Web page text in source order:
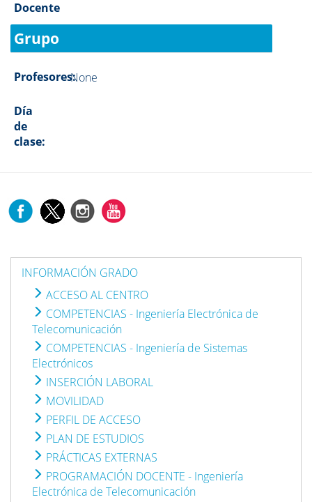
Docente
Grupo
Profesores:None
Día
de
clase:
INFORMACIÓN GRADO
ACCESO AL CENTRO
COMPETENCIAS - Ingeniería Electrónica de
Telecomunicación
COMPETENCIAS - Ingeniería de Sistemas
Electrónicos
INSERCIÓN LABORAL
MOVILIDAD
PERFIL DE ACCESO
PLAN DE ESTUDIOS
PRÁCTICAS EXTERNAS
PROGRAMACIÓN DOCENTE - Ingeniería
Electrónica de Telecomunicación